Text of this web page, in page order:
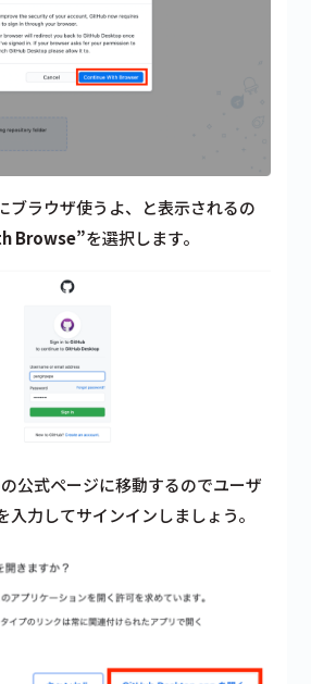
ブラウザ使うよ、と表示されるの
Browse”を選択します。
公式ページに移動するのでユーザ
入力してサインインしましょう。